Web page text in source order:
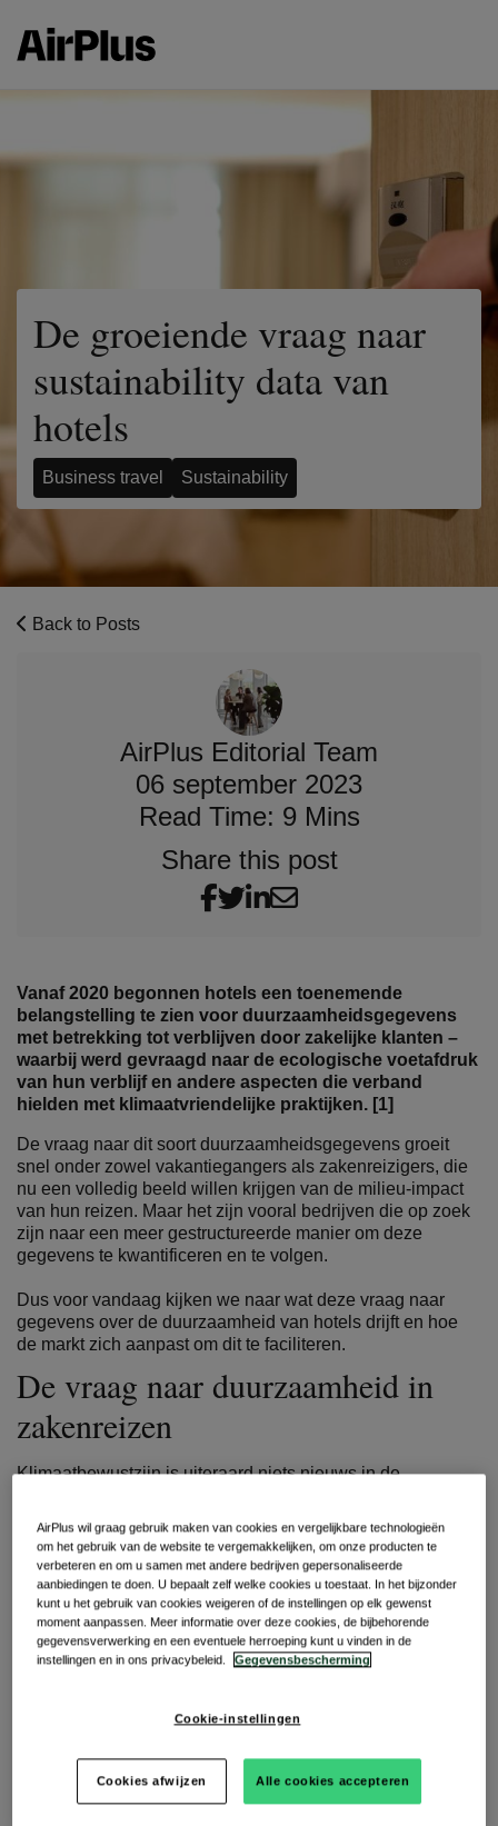
De groeiende vraag naar
sustainability data van
hotels
Business travel Sustainability
Back to Posts
AirPlus Editorial Team
06 september 2023
Read Time: 9 Mins
Share this post
Vanaf 2020 begonnen hotels een toenemende
belangstelling te zien voor duurzaamheidsgegevens
met betrekking tot verblijven door zakelijke klanten –
waarbij werd gevraagd naar de ecologische voetafdruk
van hun verblijf en andere aspecten die verband
hielden met klimaatvriendelijke praktijken. [1]
De vraag naar dit soort duurzaamheidsgegevens groeit
snel onder zowel vakantiegangers als zakenreizigers, die
nu een volledig beeld willen krijgen van de milieu-impact
van hun reizen. Maar het zijn vooral bedrijven die op zoek
zijn naar een meer gestructureerde manier om deze
gegevens te kwantificeren en te volgen.
Dus voor vandaag kijken we naar wat deze vraag naar
gegevens over de duurzaamheid van hotels drijft en hoe
de markt zich aanpast om dit te faciliteren.
De vraag naar duurzaamheid in
zakenreizen
Klimaatbewustzijn is uiteraard niets nieuws in de
voor duurzaam reizen – zoals CO2-compensatie of de
voordelen van treinen ten opzichte van vliegtuigen voor
zakenreizen. In veel gevallen gaat het gesprek echter
uitsluitend over transport.
Hotels dragen ook hun steentje bij aan het promoten en
implementeren van duurzame praktijken. Of het nu gaat om
doen van de was of het introduceren van herbruikbare
de manier waarop ze het onderwerp benaderen.
In plaats daarvan is de infrastructuur voor het meten,
AirPlus wil graag gebruik maken van cookies en vergelijkbare technologieën
om het gebruik van de website te vergemakkelijken, om onze producten te
verbeteren en om u samen met andere bedrijven gepersonaliseerde
aanbiedingen te doen. U bepaalt zelf welke cookies u toestaat. In het bijzonder
kunt u het gebruik van cookies weigeren of de instellingen op elk gewenst
moment aanpassen. Meer informatie over deze cookies, de bijbehorende
gegevensverwerking en een eventuele herroeping kunt u vinden in de
instellingen en in ons privacybeleid.
Gegevensbescherming
Cookie-instellingen
Cookies afwijzen Alle cookies accepteren